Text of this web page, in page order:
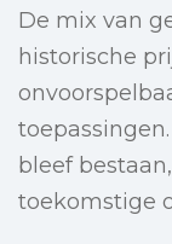
De mix van
historische
bleef
toekomstige